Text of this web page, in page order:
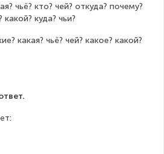
чьё? кто? чей? откуда? почему?
куда? чьи?
какая? чьё? чей? какое? какой?